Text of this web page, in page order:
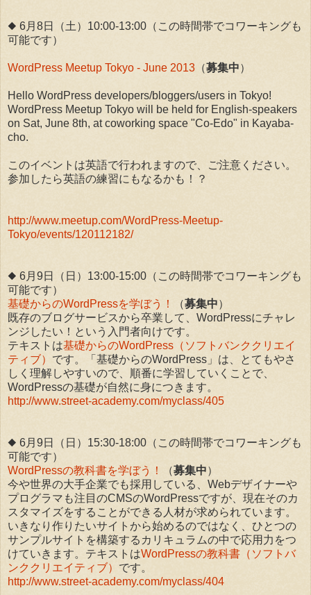
◆ 6月8日（土）10:00-13:00（この時間帯でコワーキングも
可能です）
WordPress Meetup Tokyo - June 2013 （募集中）
Hello WordPress developers/bloggers/users in Tokyo!
WordPress Meetup Tokyo will be held for English-speakers
on Sat, June 8th, at coworking space "Co-Edo" in Kayaba-
cho.
このイベントは英語で行われますので、ご注意ください。
参加したら英語の練習にもなるかも！？
http://www.meetup.com/WordPress-Meetup-
Tokyo/events/120112182/
◆ 6月9日（日）13:00-15:00（この時間帯でコワーキングも
可能です）
基礎からのWordPressを学ぼう！
（募集中）
既存のブログサービスから卒業して、WordPressにチャレ
ンジしたい！という入門者向けです。
テキストは基礎からのWordPress（ソフトバンククリエイ
ティブ） です。「基礎からのWordPress」は、とてもやさ
しく理解しやすいので、順番に学習していくことで、
WordPressの基礎が自然に身につきます。
http://www.street-academy.com/myclass/405
◆ 6月9日（日）15:30-18:00（この時間帯でコワーキングも
可能です）
WordPressの教科書を学ぼう！
（募集中）
今や世界の大手企業でも採用している、Webデザイナーや
プログラマも注目のCMSのWordPressですが、現在そのカ
スタマイズをすることができる人材が求められています。
いきなり作りたいサイトから始めるのではなく、ひとつの
サンプルサイトを構築するカリキュラムの中で応用力をつ
けていきます。テキストはWordPressの教科書（ソフトバ
ンククリエイティブ） です。
http://www.street-academy.com/myclass/404